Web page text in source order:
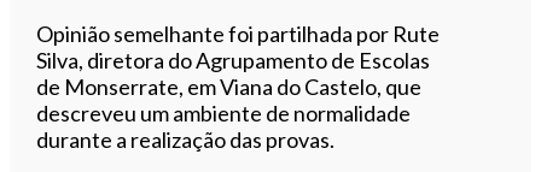
Opinião semelhante foi partilhada por Rute
Silva, diretora do Agrupamento de Escolas
de Monserrate, em Viana do Castelo, que
descreveu um ambiente de normalidade
durante a realização das provas.